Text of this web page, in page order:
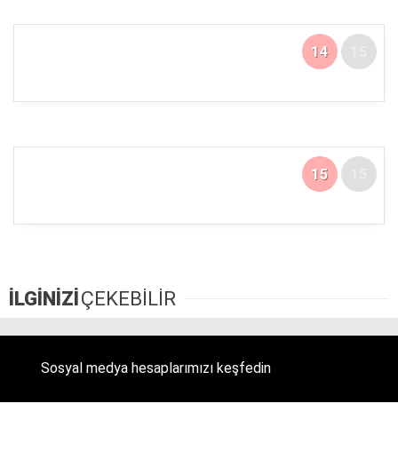
14
15
İLGİNİZİ ÇEKEBİLİR
Sosyal medya hesaplarımızı keşfedin